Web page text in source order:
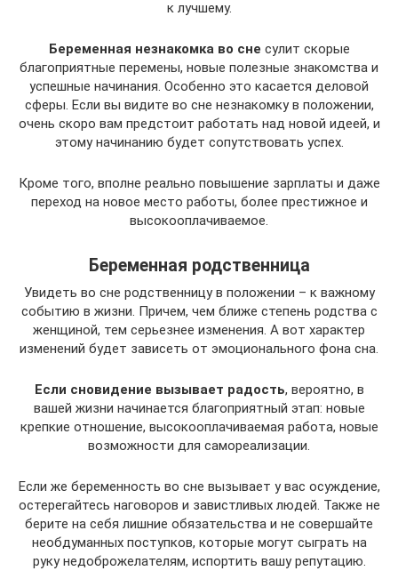
к лучшему.
Беременная незнакомка во сне сулит скорые
благоприятные перемены, новые полезные знакомства и
успешные начинания. Особенно это касается деловой
сферы. Если вы видите во сне незнакомку в положении,
очень скоро вам предстоит работать над новой идеей, и
этому начинанию будет сопутствовать успех.
Кроме того, вполне реально повышение зарплаты и даже
переход на новое место работы, более престижное и
высокооплачиваемое.
Беременная родственница
Увидеть во сне родственницу в положении – к важному
событию в жизни. Причем, чем ближе степень родства с
женщиной, тем серьезнее изменения. А вот характер
изменений будет зависеть от эмоционального фона сна.
Если сновидение вызывает радость, вероятно, в
вашей жизни начинается благоприятный этап: новые
крепкие отношение, высокооплачиваемая работа, новые
возможности для самореализации.
Если же беременность во сне вызывает у вас осуждение,
остерегайтесь наговоров и завистливых людей. Также не
берите на себя лишние обязательства и не совершайте
необдуманных поступков, которые могут сыграть на
руку недоброжелателям, испортить вашу репутацию.